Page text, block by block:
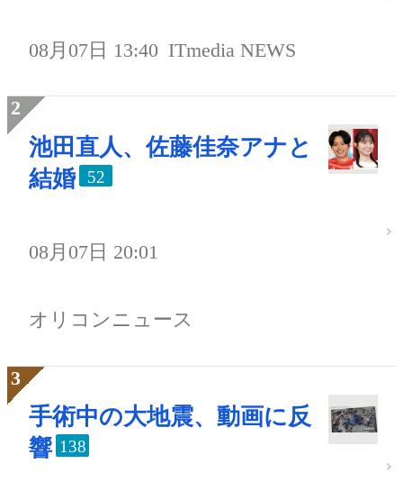
08月07日 13:40 ITmedia NEWS
池田直人、佐藤佳奈アナと
結婚
52
08月07日 20:01
オリコンニュース
手術中の大地震、動画に反
響 138